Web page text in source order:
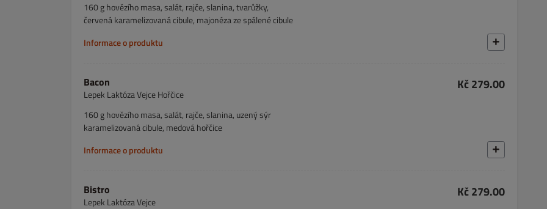
160 g hovězího masa, salát, rajče, slanina, tvarůžky,
červená karamelizovaná cibule, majonéza ze spálené cibule
Informace o produktu
Bacon
Lepek Laktóza Vejce Hořčice
Kč 279.00
160 g hovězího masa, salát, rajče, slanina, uzený sýr
karamelizovaná cibule, medová hořčice
Informace o produktu
Bistro
Lepek Laktóza Vejce
Kč 279.00